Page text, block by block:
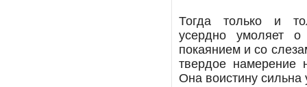
Тогда только и
усердно умоляет
покаянием и со
твердое намерение
Она воистину